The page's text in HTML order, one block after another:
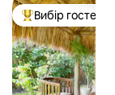
Топ вибір гостей
Вибір гостей